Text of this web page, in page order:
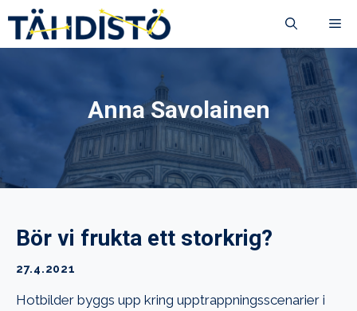
sisältöön
Anna Savolainen
Bör vi frukta ett storkrig?
27.4.2021
Hotbilder byggs upp kring upptrappningsscenarier i